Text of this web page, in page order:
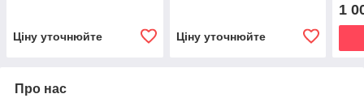
Ціну уточнюйте
Ціну уточнюйте
1
Про нас